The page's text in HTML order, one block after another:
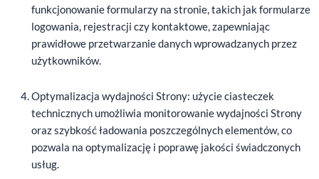
funkcjonowanie formularzy na stronie, takich jak formularze
logowania, rejestracji czy kontaktowe, zapewniając
prawidłowe przetwarzanie danych wprowadzanych przez
użytkowników.
Optymalizacja wydajności Strony: użycie ciasteczek
technicznych umożliwia monitorowanie wydajności Strony
oraz szybkość ładowania poszczególnych elementów, co
pozwala na optymalizację i poprawę jakości świadczonych
usług.